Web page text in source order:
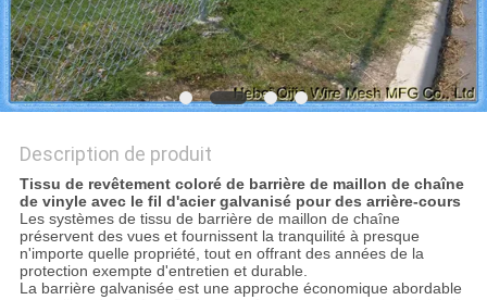
Description de produit
Tissu de revêtement coloré de barrière de maillon de chaîne
de vinyle avec le fil d'acier galvanisé pour des arrière-cours
Les systèmes de tissu de barrière de maillon de chaîne
préservent des vues et fournissent la tranquilité à presque
n'importe quelle propriété, tout en offrant des années de la
protection exempte d'entretien et durable.
La barrière galvanisée est une approche économique abordable